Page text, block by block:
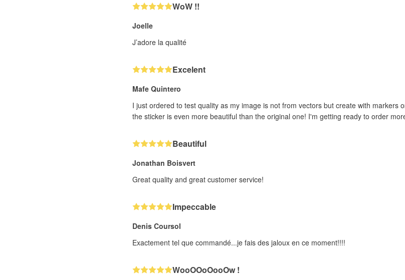
WoW !!
Joelle
J’adore la qualité
Excelent
Mafe Quintero
I just ordered to test quality as my image is not from vectors but create with markers
the sticker is even more beautiful than the original one! I'm getting ready to order
Beautiful
Jonathan Boisvert
Great quality and great customer service!
Impeccable
Denis Coursol
Exactement tel que commandé...je fais des jaloux en ce moment!!!!
WooOOoOooOw !